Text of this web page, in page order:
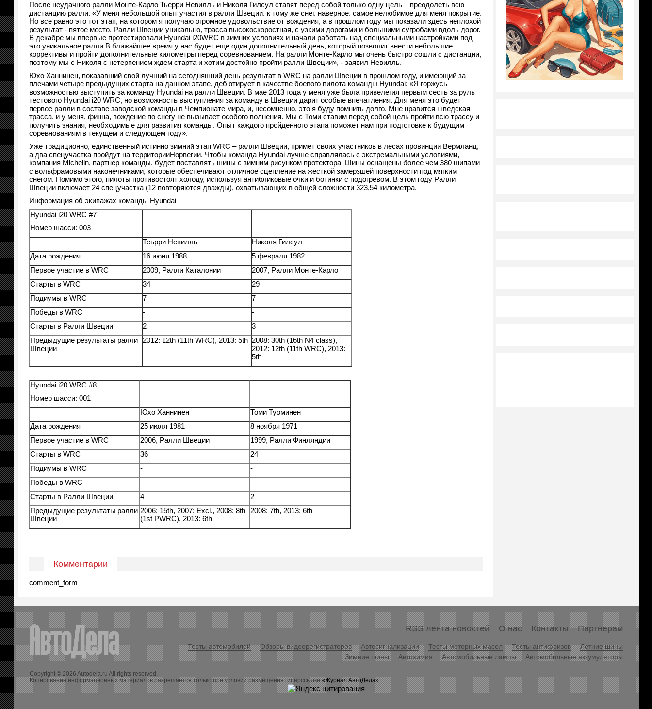
После неудачного ралли Монте-Карло Тьерри Невилль и Николя Гилсул ставят перед собой только одну цель – преодолеть всю
дистанцию ралли. «У меня небольшой опыт участия в ралли Швеции, к тому же снег, наверное, самое нелюбимое для меня покрытие.
Но все равно это тот этап, на котором я получаю огромное удовольствие от вождения, а в прошлом году мы показали здесь неплохой
результат - пятое место. Ралли Швеции уникально, трасса высокоскоростная, с узкими дорогами и большими сугробами вдоль дорог.
В декабре мы впервые протестировали Hyundai i20WRC в зимних условиях и начали работать над специальными настройками под
это уникальное ралли В ближайшее время у нас будет еще один дополнительный день, который позволит внести небольшие
коррективы и пройти дополнительные километры перед соревнованием. На ралли Монте-Карло мы очень быстро сошли с дистанции,
поэтому мы с Николя с нетерпением ждем старта и хотим достойно пройти ралли Швеции», - заявил Невилль.
Юхо Ханнинен, показавший свой лучший на сегодняшний день результат в WRC на ралли Швеции в прошлом году, и имеющий за
плечами четыре предыдущих старта на данном этапе, дебютирует в качестве боевого пилота команды Hyundai: «Я горжусь
возможностью выступить за команду Hyundai на ралли Швеции. В мае 2013 года у меня уже была привелегия первым сесть за руль
тестового Hyundai i20 WRC, но возможность выступления за команду в Швеции дарит особые впечатления. Для меня это будет
первое ралли в составе заводской команды в Чемпионате мира, и, несомненно, это я буду помнить долго. Мне нравится шведская
трасса, и у меня, финна, вождение по снегу не вызывает особого волнения. Мы с Томи ставим перед собой цель пройти всю трассу и
получить знания, необходимые для развития команды. Опыт каждого пройденного этапа поможет нам при подготовке к будущим
соревнованиям в текущем и следующем году».
Уже традиционно, единственный истинно зимний этап WRC – ралли Швеции, примет своих участников в лесах провинции Вермланд,
а два спецучастка пройдут на территорииНорвегии. Чтобы команда Hyundai лучше справлялась с экстремальными условиями,
компания Michelin, партнер команды, будет поставлять шины с зимним рисунком протектора. Шины оснащены более чем 380 шипами
с вольфрамовыми наконечниками, которые обеспечивают отличное сцепление на жесткой замерзшей поверхности под мягким
снегом. Помимо этого, пилоты противостоят холоду, используя антибликовые очки и ботинки с подогревом. В этом году Ралли
Швеции включает 24 спецучастка (12 повторяются дважды), охватывающих в общей сложности 323,54 километра.
Информация об экипажах команды Hyundai
Hyundai i20 WRC #7
Номер шасси: 003
Теьрри Невилль
Николя Гилсул
Дата рождения
16 июня 1988
5 февраля 1982
Первое участие в WRC
2009, Ралли Каталонии
2007, Ралли Монте-Карло
Старты в WRC
34
29
Подиумы в WRC
7
7
Победы в WRC
-
-
Старты в Ралли Швеции
2
3
Предыдущие результаты ралли
Швеции
2012: 12th (11th WRC), 2013: 5th 2008: 30th (16th N4 class),
2012: 12th (11th WRC), 2013:
5th
Hyundai i20 WRC #8
Номер шасси: 001
Юхо Ханнинен
Томи Туоминен
Дата рождения
25 июля 1981
8 ноября 1971
Первое участие в WRC
2006, Ралли Швеции
1999, Ралли Финляндии
Старты в WRC
36
24
Подиумы в WRC
-
-
Победы в WRC
-
-
Старты в Ралли Швеции
4
2
Предыдущие результаты ралли
Швеции
2006: 15th, 2007: Excl., 2008: 8th
(1st PWRC), 2013: 6th
2008: 7th, 2013: 6th
Комментарии
comment_form
RSS лента новостей О нас Контакты Партнерам
Тесты автомобилей Обзоры видеорегистраторов Автосигнализации Тесты моторных масел Тесты антифризов
Летние шины
Зимние шины
Автохимия Автомобильные лампы Автомобильные аккумуляторы
Copyright © 2026 Autodela.ru All rights reserved.
Копирование информационных материалов разрешается только при условии размещения гиперссылки«Журнал АвтоДела».